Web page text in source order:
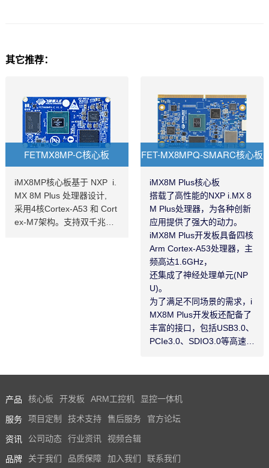
其它推荐：
FETMX8MP-C核心板
iMX8MP核心板基于 NXP i.
MX 8M Plus 处理器设计,
采用4核Cortex-A53 和 Cort
ex-M7架构。支持双千兆网
FET-MX8MPQ-SMARC核心板
iMX8M Plus核心板
搭载了高性能的NXP i.MX 8
M Plus处理器，为各种创新
应用提供了强大的动力。
iMX8M Plus开发板具备四核
Arm Cortex-A53处理器，主
频高达1.6GHz，
还集成了神经处理单元(NP
U)。
为了满足不同场景的需求，i
MX8M Plus开发板还配备了
丰富的接口，包括USB3.0、
PCIe3.0、SDIO3.0等高速通
产品 核心板 开发板 ARM工控机 显控一体机
服务 项目定制 技术支持 售后服务 官方论坛
资讯 公司动态 行业资讯 视频合辑
品牌 关于我们 品质保障 加入我们 联系我们